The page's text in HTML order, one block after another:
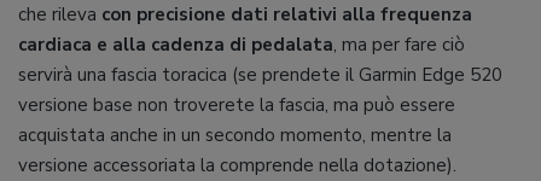
che rileva con precisione dati relativi alla frequenza
cardiaca e alla cadenza di pedalata, ma per fare ciò
servirà una fascia toracica (se prendete il Garmin Edge 520
versione base non troverete la fascia, ma può essere
acquistata anche in un secondo momento, mentre la
versione accessoriata la comprende nella dotazione).